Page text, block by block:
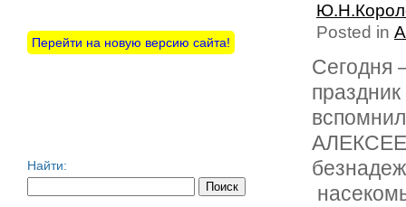
Posted in
Сегодня
Перейти на новую версию сайта!
Найти: